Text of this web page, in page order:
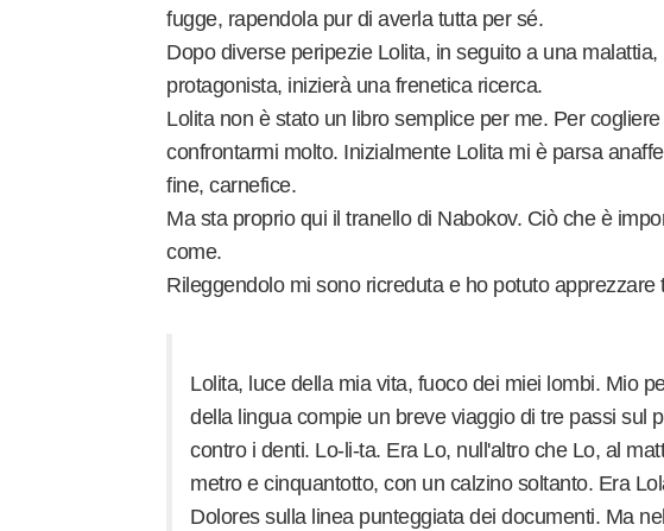
fugge, rapendola pur di averla tutta per sé.
Dopo diverse peripezie Lolita, in seguito a una
protagonista, inizierà una frenetica ricerca.
Lolita non è stato un libro semplice per me. Per
confrontarmi molto. Inizialmente Lolita mi è parsa
fine, carnefice.
Ma sta proprio qui il tranello di Nabokov. Ciò che è
come.
Rileggendolo mi sono ricreduta e ho potuto
Lolita, luce della mia vita, fuoco dei miei lombi. Mio
della lingua compie un breve viaggio di tre passi sul
contro i denti. Lo-li-ta. Era Lo, null'altro che Lo, al
metro e cinquantotto, con un calzino soltanto. Era
Dolores sulla linea punteggiata dei documenti. Ma